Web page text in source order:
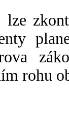
lze
rohu